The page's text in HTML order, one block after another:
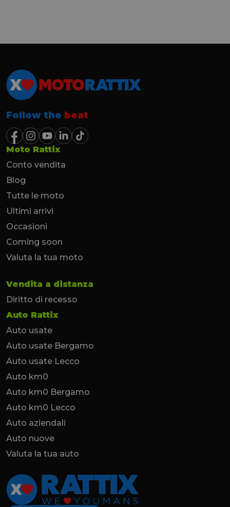
Follow the beat
Moto Rattix
Conto vendita
Blog
Tutte le moto
Ultimi arrivi
Occasioni
Coming soon
Valuta la tua moto
Vendita a distanza
Diritto di recesso
Auto Rattix
Auto usate
Auto usate Bergamo
Auto usate Lecco
Auto km0
Auto km0 Bergamo
Auto km0 Lecco
Auto aziendali
Auto nuove
Valuta la tua auto